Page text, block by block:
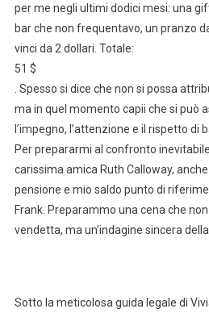
per me negli ultimi dodici mesi: una
bar che non frequentavo, un pranzo
vinci da 2 dollari. Totale:
51 $
. Spesso si dice che non si possa
ma in quel momento capii che si può
l’impegno, l’attenzione e il rispetto di
Per prepararmi al confronto
carissima amica Ruth Calloway,
pensione e mio saldo punto di
Frank. Preparammo una cena che
vendetta, ma un’indagine sincera
Sotto la meticolosa guida legale di